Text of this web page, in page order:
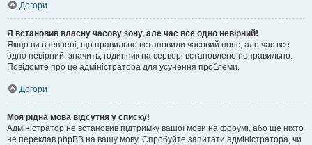
Догори
Я встановив власну часову зону, але час все одно невірний!
Якщо ви впевнені, що правильно встановили часовий пояс, але час все
одно невірний, значить, годинник на сервері встановлено неправильно.
Повідомте про це адміністратора для усунення проблеми.
Догори
Моя рідна мова відсутня у списку!
Адміністратор не встановив підтримку вашої мови на форумі, або ще ніхто
не переклав phpBB на вашу мову. Спробуйте запитати адміністратора, чи